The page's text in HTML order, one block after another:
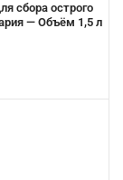
сбора острого
— Объём 1,5 л